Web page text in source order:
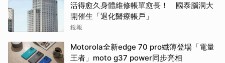
活得愈久身體維修帳單愈長！ 國泰腦洞大
開催生「退化醫療帳戶」
鏡報
Motorola全新edge 70 pro纖薄登場「電量
王者」moto g37 power同步亮相